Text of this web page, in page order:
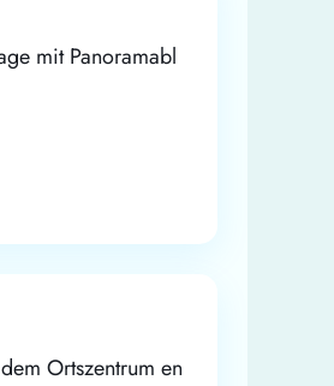
mit Panoramabl
Ortszentrum en